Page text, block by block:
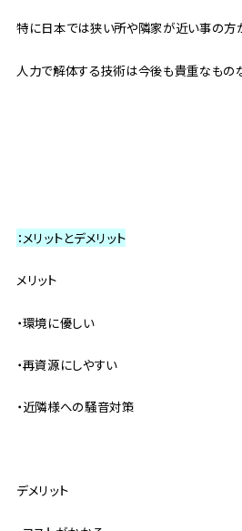
特に日本では狭い所や隣家が近い事の方
人力で解体する技術は今後も貴重なもの
：メリットとデメリット
メリット
・環境に優しい
・再資源にしやすい
・近隣様への騒音対策
デメリット